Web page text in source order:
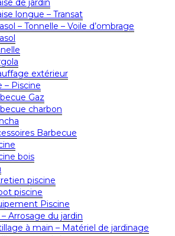
de jardin
longue – Transat
– Tonnelle – Voile d’ombrage
extérieur
– Piscine
Gaz
charbon
Barbecue
bois
piscine
piscine
Piscine
Arrosage du jardin
à main – Matériel de jardinage